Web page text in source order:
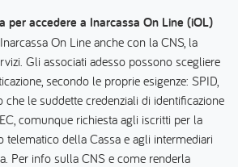
per accedere a Inarcassa On Line (iOL)
On Line anche con la CNS, la
Gli associati adesso possono scegliere
secondo le proprie esigenze: SPID,
che le suddette credenziali di identificazione
comunque richiesta agli iscritti per la
telematico della Cassa e agli intermediari
Per info sulla CNS e come renderla